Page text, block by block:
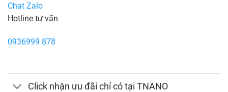
Chat Zalo
Hotline tư vấn
0936999 878
Click nhận ưu đãi chỉ có tại TNANO